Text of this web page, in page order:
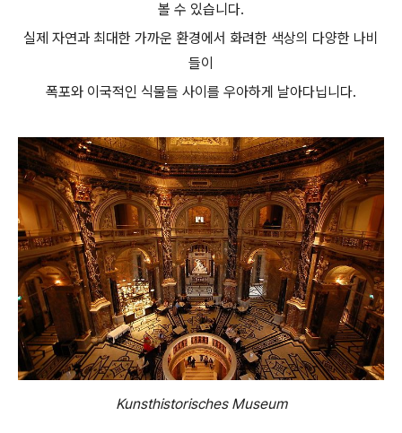
볼 수 있습니다.
실제 자연과 최대한 가까운 환경에서 화려한 색상의 다양한 나비
들이
폭포와 이국적인 식물들 사이를 우아하게 날아다닙니다.
Kunsthistorisches Museum